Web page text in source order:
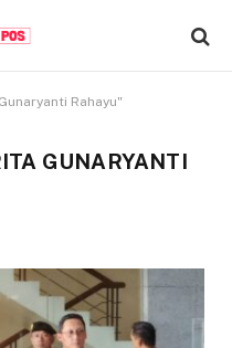
Rahayu"
GUNARYANTI